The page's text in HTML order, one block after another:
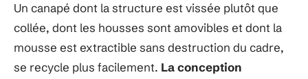
Un canapé dont la structure est vissée plutôt que
collée, dont les housses sont amovibles et dont la
mousse est extractible sans destruction du cadre,
se recycle plus facilement. La conception